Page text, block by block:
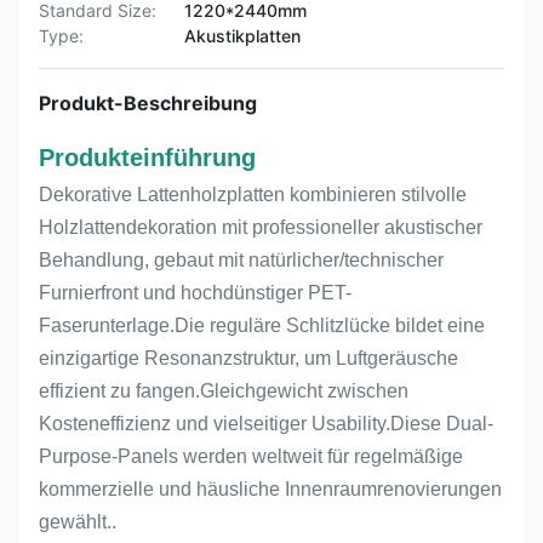
Standard Size:
1220*2440mm
Type:
Akustikplatten
Produkt-Beschreibung
Produkteinführung
Dekorative Lattenholzplatten kombinieren stilvolle
Holzlattendekoration mit professioneller akustischer
Behandlung, gebaut mit natürlicher/technischer
Furnierfront und hochdünstiger PET-
Faserunterlage.Die reguläre Schlitzlücke bildet eine
einzigartige Resonanzstruktur, um Luftgeräusche
effizient zu fangen.Gleichgewicht zwischen
Kosteneffizienz und vielseitiger Usability.Diese Dual-
Purpose-Panels werden weltweit für regelmäßige
kommerzielle und häusliche Innenraumrenovierungen
gewählt..